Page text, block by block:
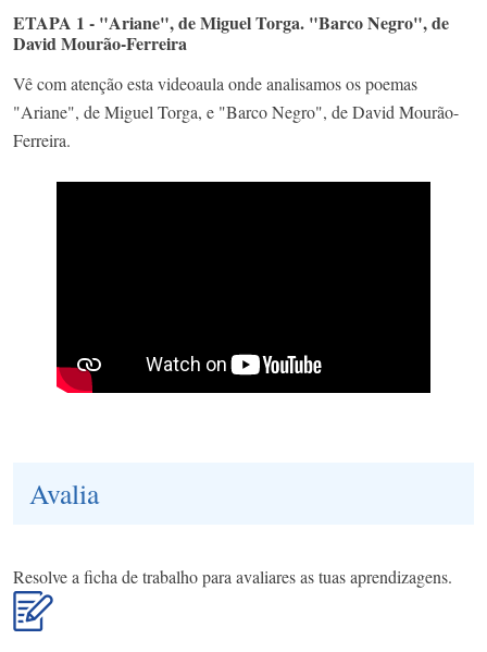
ETAPA 1 - "Ariane", de Miguel Torga. "Barco Negro", de
David Mourão-Ferreira
Vê com atenção esta videoaula onde analisamos os poemas
"Ariane", de Miguel Torga, e "Barco Negro", de David Mourão-
Ferreira.
Avalia
Resolve a ficha de trabalho para avaliares as tuas aprendizagens.